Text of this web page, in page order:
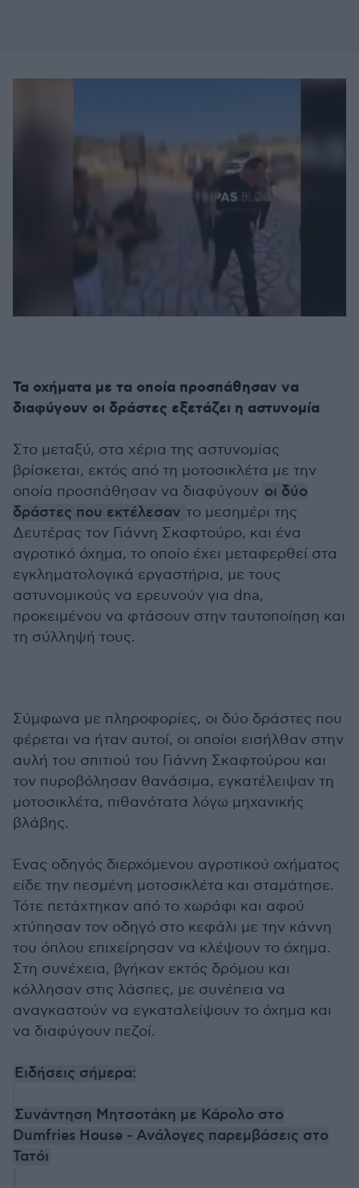
Τα οχήματα με τα οποία προσπάθησαν να
διαφύγουν οι δράστες εξετάζει η αστυνομία
Στο μεταξύ, στα χέρια της αστυνομίας
βρίσκεται, εκτός από τη μοτοσικλέτα με την
οποία προσπάθησαν να διαφύγουν οι δύο
δράστες που εκτέλεσαν το μεσημέρι της
Δευτέρας τον Γιάννη Σκαφτούρο, και ένα
αγροτικό όχημα, το οποίο έχει μεταφερθεί στα
εγκληματολογικά εργαστήρια, με τους
αστυνομικούς να ερευνούν για dna,
προκειμένου να φτάσουν στην ταυτοποίηση και
τη σύλληψή τους.
Σύμφωνα με πληροφορίες, οι δύο δράστες που
φέρεται να ήταν αυτοί, οι οποίοι εισήλθαν στην
αυλή του σπιτιού του Γιάννη Σκαφτούρου και
τον πυροβόλησαν θανάσιμα, εγκατέλειψαν τη
μοτοσικλέτα, πιθανότατα λόγω μηχανικής
βλάβης.
Ένας οδηγός διερχόμενου αγροτικού οχήματος
είδε την πεσμένη μοτοσικλέτα και σταμάτησε.
Τότε πετάχτηκαν από το χωράφι και αφού
χτύπησαν τον οδηγό στο κεφάλι με την κάννη
του όπλου επιχείρησαν να κλέψουν το όχημα.
Στη συνέχεια, βγήκαν εκτός δρόμου και
κόλλησαν στις λάσπες, με συνέπεια να
αναγκαστούν να εγκαταλείψουν το όχημα και
να διαφύγουν πεζοί.
Ειδήσεις σήμερα:
Συνάντηση Μητσοτάκη με Κάρολο στο
Dumfries House - Ανάλογες παρεμβάσεις στο
Τατόι